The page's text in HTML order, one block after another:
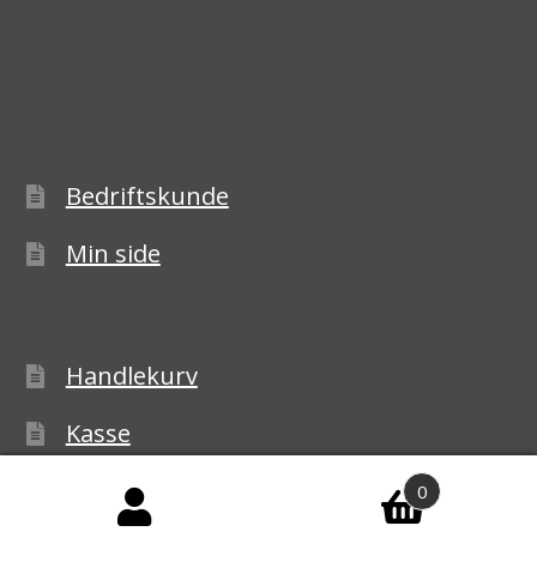
Bedriftskunde
Min side
Handlekurv
Kasse
Handelsbetingelser
0